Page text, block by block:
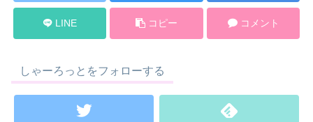
LINE コピー コメント
しゃーろっとをフォローする